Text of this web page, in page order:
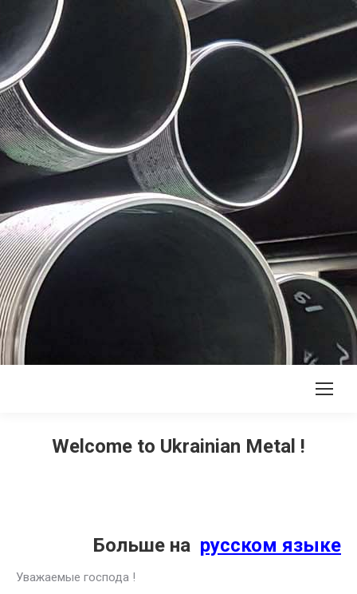
Welcome to Ukrainian Metal !
Больше на русском языке
Уважаемые господа !